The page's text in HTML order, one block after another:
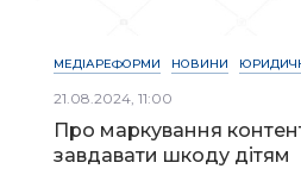
МЕДІАРЕФОРМИ НОВИНИ
21.08.2024, 11:00
Про маркування
завдавати шкоду дітям